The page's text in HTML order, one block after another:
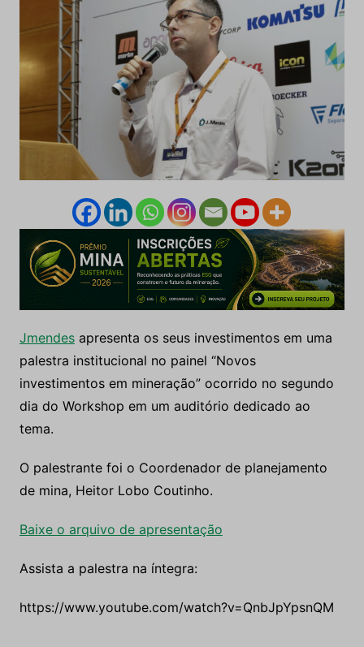
Jmendesapresenta os seus investimentos em uma
palestra institucional no painel “Novos
investimentos em mineração” ocorrido no segundo
dia do Workshop em um auditório dedicado ao
tema.
O palestrante foi o Coordenador de planejamento
de mina, Heitor Lobo Coutinho.
Baixe o arquivo de apresentação
Assista a palestra na íntegra:
https://www.youtube.com/watch?v=QnbJpYpsnQM